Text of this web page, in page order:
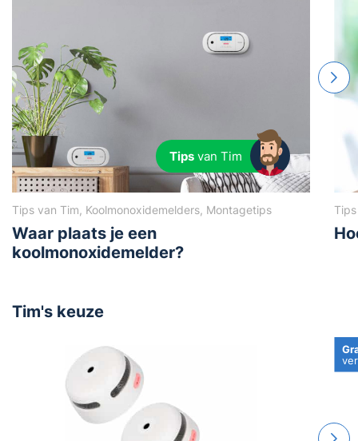
Tips van Tim
Tips van Tim, Koolmonoxidemelders, Montagetips
Waar plaats je een
koolmonoxidemelder?
Tim's keuze